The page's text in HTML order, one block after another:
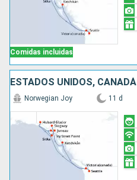
Comidas incluidas
ESTADOS UNIDOS, CANADÁ
Norwegian Joy 11 d